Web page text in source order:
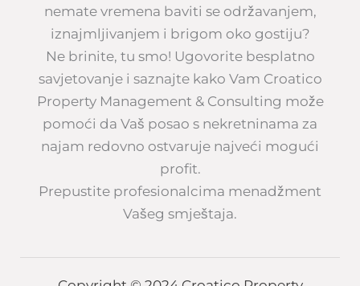
nemate vremena baviti se održavanjem,
iznajmljivanjem i brigom oko gostiju?
Ne brinite, tu smo! Ugovorite besplatno
savjetovanje i saznajte kako Vam Croatico
Property Management & Consulting može
pomoći da Vaš posao s nekretninama za
najam redovno ostvaruje najveći mogući
profit.
Prepustite profesionalcima menadžment
Vašeg smještaja.